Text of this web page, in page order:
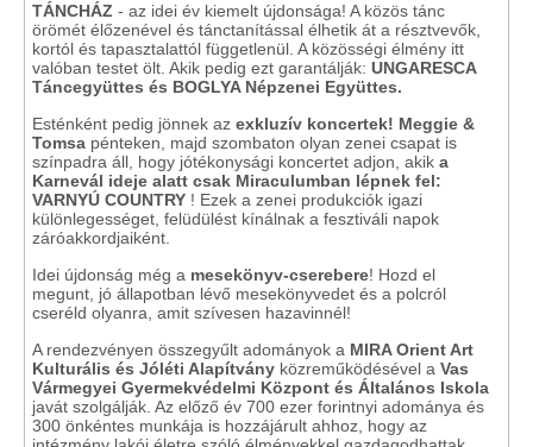
TÁNCHÁZ - az idei év kiemelt újdonsága! A közös tánc
örömét élőzenével és tánctanítással élhetik át a résztvevők,
kortól és tapasztalattól függetlenül. A közösségi élmény itt
valóban testet ölt. Akik pedig ezt garantálják: UNGARESCA
Táncegyüttes és BOGLYA Népzenei Együttes.
Esténként pedig jönnek az exkluzív koncertek! Meggie &
Tomsa pénteken, majd szombaton olyan zenei csapat is
színpadra áll, hogy jótékonysági koncertet adjon, akik a
Karnevál ideje alatt csak Miraculumban lépnek fel:
VARNYÚ COUNTRY ! Ezek a zenei produkciók igazi
különlegességet, felüdülést kínálnak a fesztiváli napok
záróakkordjaiként.
Idei újdonság még a mesekönyv-cserebere! Hozd el
megunt, jó állapotban lévő mesekönyvedet és a polcról
cseréld olyanra, amit szívesen hazavinnél!
A rendezvényen összegyűlt adományok a MIRA Orient Art
Kulturális és Jóléti Alapítvány közreműködésével a Vas
Vármegyei Gyermekvédelmi Központ és Általános Iskola
javát szolgálják. Az előző év 700 ezer forintnyi adománya és
300 önkéntes munkája is hozzájárult ahhoz, hogy az